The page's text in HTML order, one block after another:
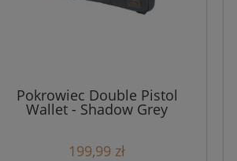
Pokrowiec Double Pistol
Wallet - Shadow Grey
199,99 zł